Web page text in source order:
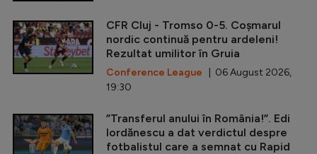
CFR Cluj - Tromso 0-5. Coșmarul
nordic continuă pentru ardeleni!
Rezultat umilitor în Gruia
Conference League | 06 August 2026,
19:30
”Transferul anului în România!”. Edi
Iordănescu a dat verdictul despre
fotbalistul care a semnat cu Rapid